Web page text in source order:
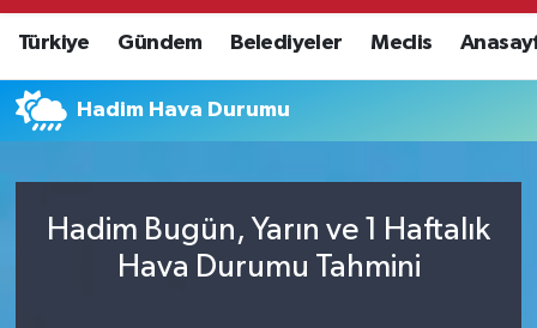
Türkiye Gündem Belediyeler Meclis
Hadim Hava Durumu
Hadim Bugün, Yarın ve 1 Haftalık
Hava Durumu Tahmini
Süper Lig Puan Durumu ve Fikstür
Tüm Manşetler
Son Dakika Haberleri
Haber Arşivi